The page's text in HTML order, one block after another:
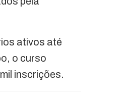
ativos até
o curso
inscrições.